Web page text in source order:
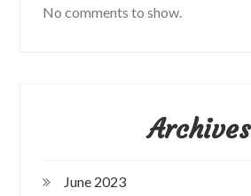
No comments to show.
Archives
June 2023